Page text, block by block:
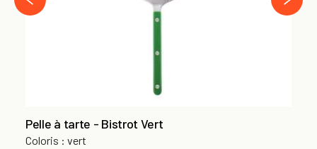
Pelle à tarte - Bistrot Vert
Coloris : vert
‹